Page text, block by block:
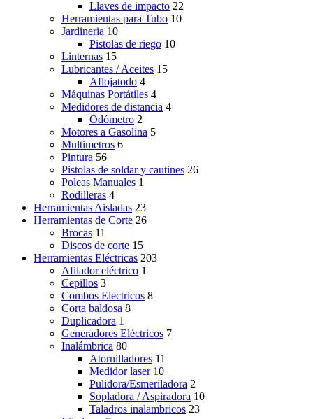
Llaves de impacto 22
Herramientas para Tubo 10
Jardineria 10
Pistolas de riego 10
Linternas 15
Lubricantes / Aceites 15
Aflojatodo 4
Máquinas Portátiles 4
Medidores de distancia 4
Odómetro 2
Motores a Gasolina 5
Multimetros 6
Pintura 56
Pistolas de soldar y cautines 26
Poleas Manuales 1
Rodilleras 4
Herramientas Aisladas 23
Herramientas de Corte 26
Brocas 11
Discos de corte 15
Herramientas Eléctricas 203
Afilador eléctrico 1
Cepillos 3
Combos Electricos 8
Corta baldosa 8
Duplicadora 1
Generadores Eléctricos 7
Inalámbrica 80
Atornilladores 11
Medidor laser 10
Pulidora/Esmeriladora 2
Sopladora / Aspiradora 10
Taladros inalambricos 23